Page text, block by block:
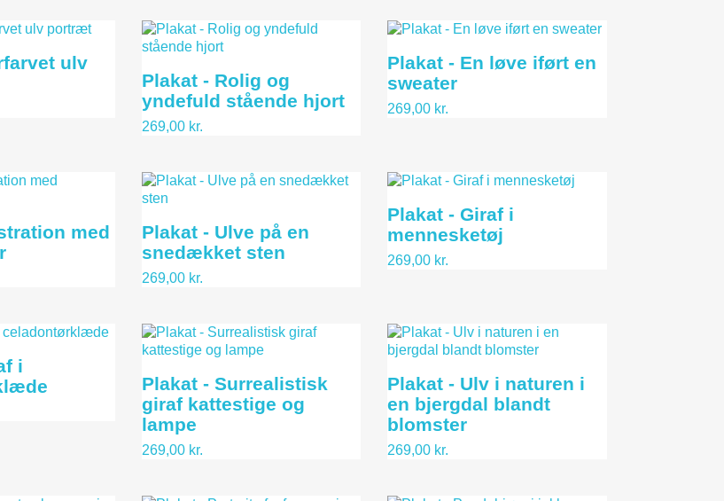
ulv
Plakat - Rolig og
yndefuld stående hjort
269,00 kr.
Plakat - En løve iført en
sweater
269,00 kr.
med
Plakat - Ulve på en
snedækket sten
269,00 kr.
Plakat - Giraf i
mennesketøj
269,00 kr.
i
Plakat - Surrealistisk
giraf kattestige og
lampe
269,00 kr.
Plakat - Ulv i naturen i
en bjergdal blandt
blomster
269,00 kr.